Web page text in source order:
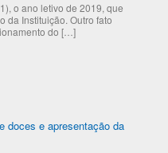
o ano letivo de 2019, que
da Instituição. Outro fato
do […]
doces e apresentação da